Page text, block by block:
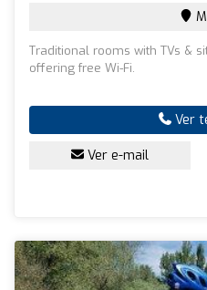
Traditional rooms with TVs &
offering free Wi-Fi.
Ver
Ver e-mail